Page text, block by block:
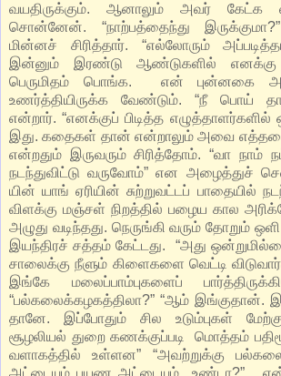
வயதிருக்கும். ஆனாலும் அவர் கேட்க
சொன்னேன். “நாற்பத்தைந்து
மின்னச் சிரித்தார். “எல்லோரும்
இன்னும் இரண்டு ஆண்டுகளில் எனக்கு
பெருமிதம் பொங்க. என் புன்னகை
உணர்த்தியிருக்க வேண்டும். “நீ பொய்
என்றார். “எனக்குப் பிடித்த
இது. கதைகள் தான் என்றாலும் அவை
என்றதும் இருவரும் சிரித்தோம். “வா நாம்
நடந்துவிட்டு வருவோம்” என அழைத்துச்
யின் யாங் ஏரியின் சுற்றுவட்டப் பாதையில்
விளக்கு மஞ்சள் நிறத்தில் பழைய கால
அழுது வடிந்தது. நெருங்கி வரும் தோறும்
இயந்திரச் சத்தம் கேட்டது. “அது
சாலைக்கு நீளும் கிளைகளை வெட்டி
இங்கே மலைப்பாம்புகளைப்
“பல்கலைக்கழகத்திலா?” “ஆம் இங்குதான்.
தானே. இப்போதும் சில உடும்புகள்
சூழலியல் துறை கணக்குப்படி மொத்தம்
வளாகத்தில் உள்ளன” “அவற்றுக்கு